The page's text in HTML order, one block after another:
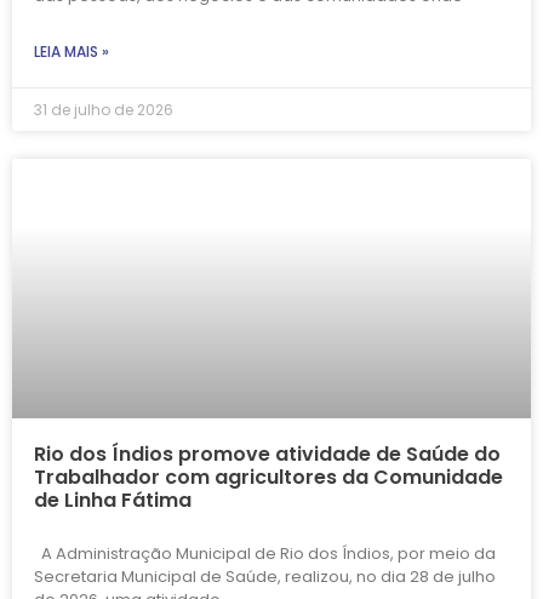
LEIA MAIS »
31 de julho de 2026
Rio dos Índios promove atividade de Saúde do
Trabalhador com agricultores da Comunidade
de Linha Fátima
A Administração Municipal de Rio dos Índios, por meio da
Secretaria Municipal de Saúde, realizou, no dia 28 de julho